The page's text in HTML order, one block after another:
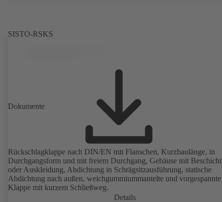
SISTO-RSKS
Dokumente
Rückschlagklappe nach DIN/EN mit Flanschen, Kurzbaulänge, in
Durchgangsform und mit freiem Durchgang, Gehäuse mit
oder Auskleidung, Abdichtung in Schrägsitzausführung, statische
Abdichtung nach außen, weichgummiummantelte und vorgespannte
Klappe mit kurzem Schließweg.
Details